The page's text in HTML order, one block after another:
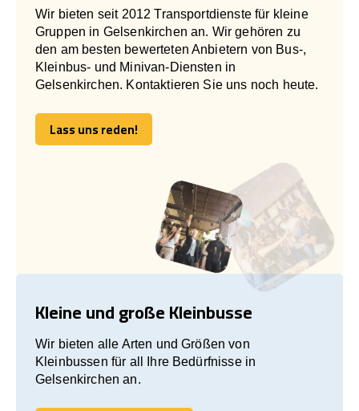
Wir bieten seit 2012 Transportdienste für kleine
Gruppen in Gelsenkirchen an. Wir gehören zu
den am besten bewerteten Anbietern von Bus-,
Kleinbus- und Minivan-Diensten in
Gelsenkirchen. Kontaktieren Sie uns noch heute.
Lass uns reden!
Lass uns reden!
Kleine und große Kleinbusse
Wir bieten alle Arten und Größen von
Kleinbussen für all Ihre Bedürfnisse in
Gelsenkirchen an.